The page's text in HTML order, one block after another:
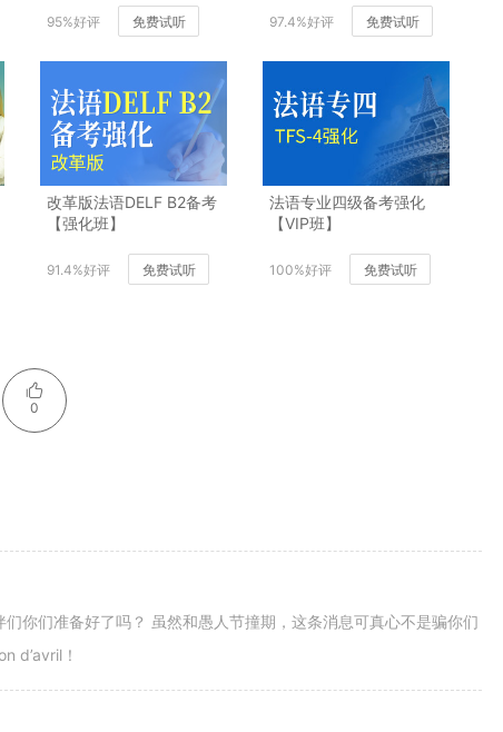
95%好评 免费试听 97.4%好评 免费试听
改革版法语DELF B2备考
【强化班】
91.4%好评 免费试听
法语专业四级备考强化
【VIP班】
100%好评 免费试听
0
你们准备好了吗？ 虽然和愚人节撞期，这条消息可真心不是骗你们
d’avril！